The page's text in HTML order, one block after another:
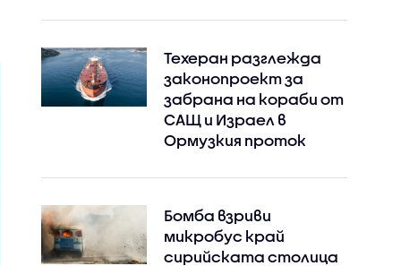
Техеран разглежда
законопроект за
забрана на кораби от
САЩ и Израел в
Ормузкия проток
Бомба взриви
микробус край
сирийската столица